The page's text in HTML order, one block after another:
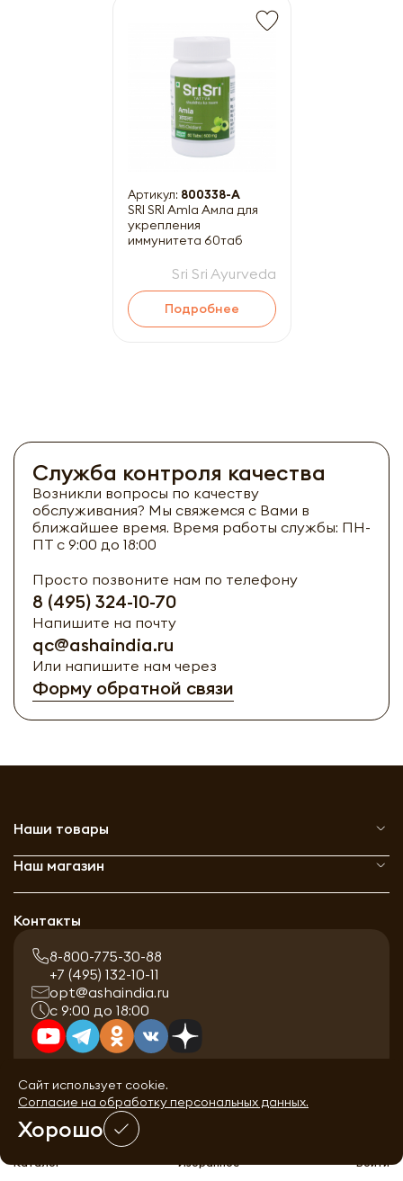
Каталог Избранное
Войти
Артикул: 800338-A
SRI SRI Amla Амла для
укрепления
иммунитета 60таб
Sri Sri Ayurveda
Подробнее
Служба контроля качества
Возникли вопросы по качеству
обслуживания? Мы свяжемся с Вами в
ближайшее время. Время работы службы: ПН-
ПТ с 9:00 до 18:00
Просто позвоните нам по телефону
8 (495) 324-10-70
Напишите на почту
qc@ashaindia.ru
Или напишите нам через
Форму обратной связи
Наши товары
Наш магазин
Контакты
8-800-775-30-88
+7 (495) 132-10-11
opt@ashaindia.ru
с 9:00 до 18:00
Сайт использует cookie.
Согласие на обработку персональных данных.
Хорошо